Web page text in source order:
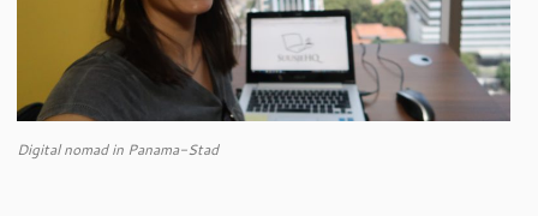
Digital nomad in Panama-Stad